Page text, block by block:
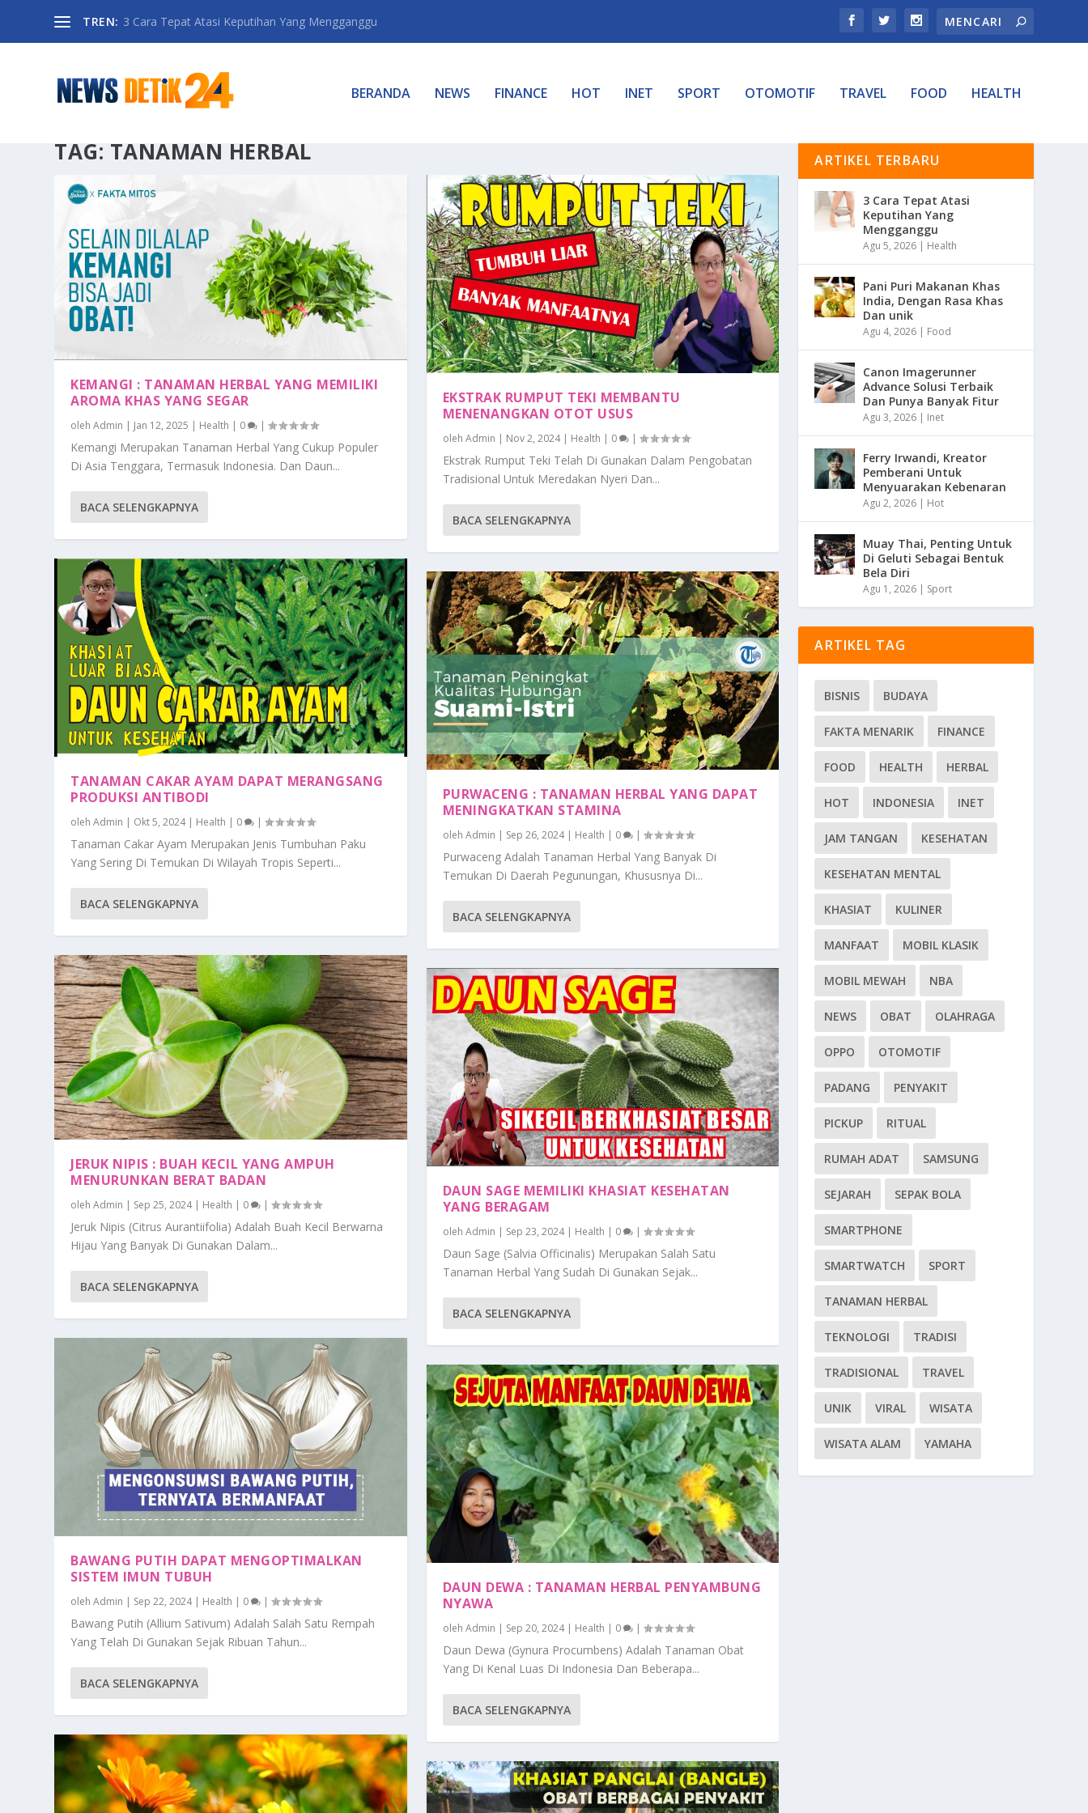
TREN: 3 Cara Tepat Atasi Keputihan Yang Mengganggu
BERANDA NEWS FINANCE HOT INET SPORT OTOMOTIF TRAVEL FOOD HEALTH
TAG: TANAMAN HERBAL
KEMANGI : TANAMAN HERBAL YANG MEMILIKI
AROMA KHAS YANG SEGAR
olehAdmin | Jan 12, 2025 | Health | 0 |
Kemangi Merupakan Tanaman Herbal Yang Cukup Populer
Di Asia Tenggara, Termasuk Indonesia. Dan Daun...
BACA SELENGKAPNYA
TANAMAN CAKAR AYAM DAPAT MERANGSANG
PRODUKSI ANTIBODI
olehAdmin | Okt 5, 2024| Health | 0 |
Tanaman Cakar Ayam Merupakan Jenis Tumbuhan Paku
Yang Sering Di Temukan Di Wilayah Tropis Seperti...
BACA SELENGKAPNYA
JERUK NIPIS : BUAH KECIL YANG AMPUH
MENURUNKAN BERAT BADAN
olehAdmin | Sep 25, 2024| Health | 0 |
Jeruk Nipis (Citrus Aurantiifolia) Adalah Buah Kecil Berwarna
Hijau Yang Banyak Di Gunakan Dalam...
BACA SELENGKAPNYA
BAWANG PUTIH DAPAT MENGOPTIMALKAN
SISTEM IMUN TUBUH
olehAdmin | Sep 22, 2024| Health | 0 |
Bawang Putih (Allium Sativum) Adalah Salah Satu Rempah
Yang Telah Di Gunakan Sejak Ribuan Tahun...
BACA SELENGKAPNYA
EKSTRAK RUMPUT TEKI MEMBANTU
MENENANGKAN OTOT USUS
oleh Admin | Nov 2, 2024| Health | 0 |
Ekstrak Rumput Teki Telah Di Gunakan Dalam Pengobatan
Tradisional Untuk Meredakan Nyeri Dan...
BACA SELENGKAPNYA
PURWACENG : TANAMAN HERBAL YANG DAPAT
MENINGKATKAN STAMINA
oleh Admin | Sep 26, 2024| Health | 0 |
Purwaceng Adalah Tanaman Herbal Yang Banyak Di
Temukan Di Daerah Pegunungan, Khususnya Di...
BACA SELENGKAPNYA
DAUN SAGE MEMILIKI KHASIAT KESEHATAN
YANG BERAGAM
oleh Admin | Sep 23, 2024| Health | 0 |
Daun Sage (Salvia Officinalis) Merupakan Salah Satu
Tanaman Herbal Yang Sudah Di Gunakan Sejak...
BACA SELENGKAPNYA
DAUN DEWA : TANAMAN HERBAL PENYAMBUNG
NYAWA
oleh Admin | Sep 20, 2024| Health | 0 |
Daun Dewa (Gynura Procumbens) Adalah Tanaman Obat
Yang Di Kenal Luas Di Indonesia Dan Beberapa...
BACA SELENGKAPNYA
ARTIKEL TERBARU
3 Cara Tepat Atasi
Keputihan Yang
Mengganggu
Agu 5, 2026 | Health
Pani Puri Makanan Khas
India, Dengan Rasa Khas
Dan unik
Agu 4, 2026 | Food
Canon Imagerunner
Advance Solusi Terbaik
Dan Punya Banyak Fitur
Agu 3, 2026 | Inet
Ferry Irwandi, Kreator
Pemberani Untuk
Menyuarakan Kebenaran
Agu 2, 2026 | Hot
Muay Thai, Penting Untuk
Di Geluti Sebagai Bentuk
Bela Diri
Agu 1, 2026 | Sport
ARTIKEL TAG
BISNIS BUDAYA
FAKTA MENARIK FINANCE
FOOD HEALTH HERBAL
HOT INDONESIA INET
JAM TANGAN KESEHATAN
KESEHATAN MENTAL
KHASIAT KULINER
MANFAAT MOBIL KLASIK
MOBIL MEWAH NBA
NEWS OBAT OLAHRAGA
OPPO OTOMOTIF
PADANG PENYAKIT
PICKUP RITUAL
RUMAH ADAT SAMSUNG
SEJARAH SEPAK BOLA
SMARTPHONE
SMARTWATCH SPORT
TANAMAN HERBAL
TEKNOLOGI TRADISI
TRADISIONAL TRAVEL
UNIK VIRAL WISATA
WISATA ALAM YAMAHA